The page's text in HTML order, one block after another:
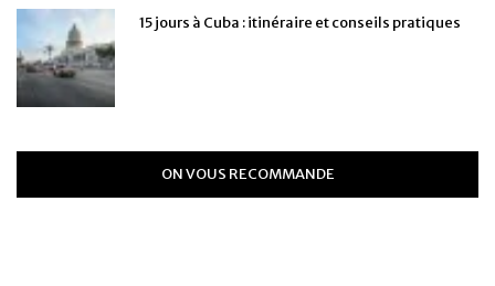
15 jours à Cuba : itinéraire et conseils pratiques
ON VOUS RECOMMANDE